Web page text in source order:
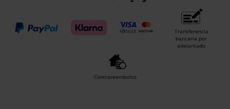
Transferencia
bancaria por
adelantado
Contrareembolso